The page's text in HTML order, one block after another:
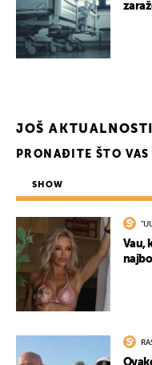
JOŠ AKTUALNOSTI
PRONAĐITE ŠTO
SHOW
Vau,